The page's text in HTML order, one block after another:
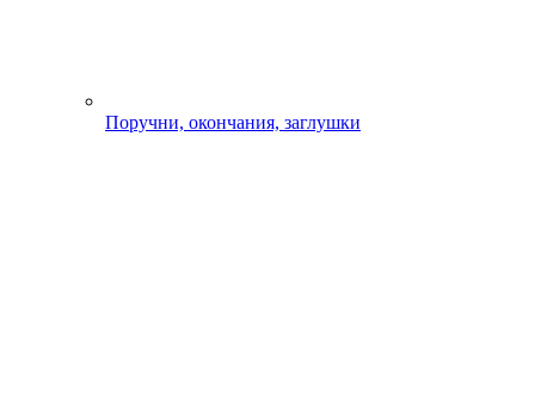
Поручни, окончания, заглушки